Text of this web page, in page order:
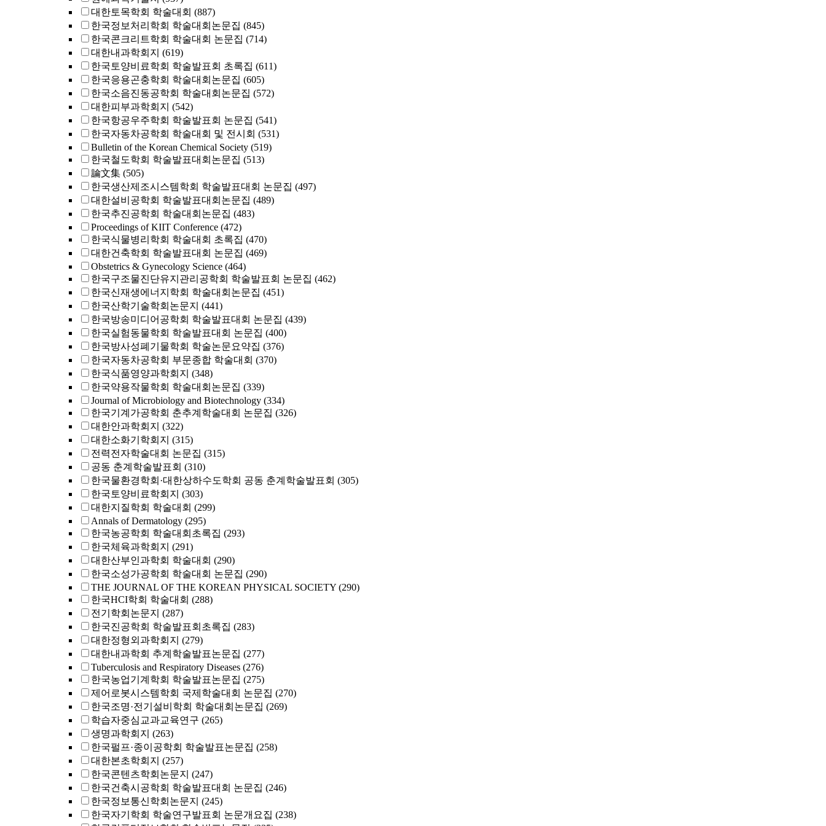
대한토목학회 학술대회 (887)
한국정보처리학회 학술대회논문집 (845)
한국콘크리트학회 학술대회 논문집 (714)
대한내과학회지 (619)
한국토양비료학회 학술발표회 초록집 (611)
한국응용곤충학회 학술대회논문집 (605)
한국소음진동공학회 학술대회논문집 (572)
대한피부과학회지 (542)
한국항공우주학회 학술발표회 논문집 (541)
한국자동차공학회 학술대회 및 전시회 (531)
Bulletin of the Korean Chemical Society (519)
한국철도학회 학술발표대회논문집 (513)
論文集 (505)
한국생산제조시스템학회 학술발표대회 논문집 (497)
대한설비공학회 학술발표대회논문집 (489)
한국추진공학회 학술대회논문집 (483)
Proceedings of KIIT Conference (472)
한국식물병리학회 학술대회 초록집 (470)
대한건축학회 학술발표대회 논문집 (469)
Obstetrics & Gynecology Science (464)
한국구조물진단유지관리공학회 학술발표회 논문집 (462)
한국신재생에너지학회 학술대회논문집 (451)
한국산학기술학회논문지 (441)
한국방송미디어공학회 학술발표대회 논문집 (439)
한국실험동물학회 학술발표대회 논문집 (400)
한국방사성폐기물학회 학술논문요약집 (376)
한국자동차공학회 부문종합 학술대회 (370)
한국식품영양과학회지 (348)
한국약용작물학회 학술대회논문집 (339)
Journal of Microbiology and Biotechnology (334)
한국기계가공학회 춘추계학술대회 논문집 (326)
대한안과학회지 (322)
대한소화기학회지 (315)
전력전자학술대회 논문집 (315)
공동 춘계학술발표회 (310)
한국물환경학회·대한상하수도학회 공동 춘계학술발표회 (305)
한국토양비료학회지 (303)
대한지질학회 학술대회 (299)
Annals of Dermatology (295)
한국농공학회 학술대회초록집 (293)
한국체육과학회지 (291)
대한산부인과학회 학술대회 (290)
한국소성가공학회 학술대회 논문집 (290)
THE JOURNAL OF THE KOREAN PHYSICAL SOCIETY (290)
한국HCI학회 학술대회 (288)
전기학회논문지 (287)
한국진공학회 학술발표회초록집 (283)
대한정형외과학회지 (279)
대한내과학회 추계학술발표논문집 (277)
Tuberculosis and Respiratory Diseases (276)
한국농업기계학회 학술발표논문집 (275)
제어로봇시스템학회 국제학술대회 논문집 (270)
한국조명·전기설비학회 학술대회논문집 (269)
학습자중심교과교육연구 (265)
생명과학회지 (263)
한국펄프·종이공학회 학술발표논문집 (258)
대한본초학회지 (257)
한국콘텐츠학회논문지 (247)
한국건축시공학회 학술발표대회 논문집 (246)
한국정보통신학회논문지 (245)
한국자기학회 학술연구발표회 논문개요집 (238)